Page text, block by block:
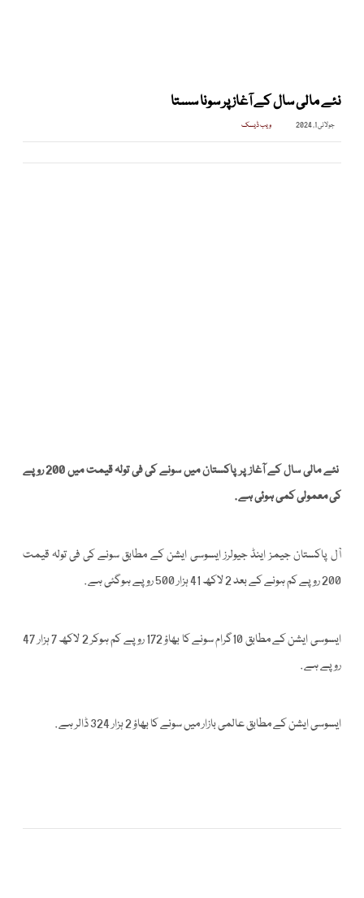
نئے مالی سال کے آغاز پر سونا سستا
جولائی 1, 2024 ویب ڈیسک
نئے مالی سال کے آغاز پر پاکستان میں سونے کی فی تولہ قیمت میں 200 روپے
کی معمولی کمی ہوئی ہے .
آل پاکستان جیمز اینڈ جیولرز ایسوسی ایشن کے مطابق سونے کی فی تولہ قیمت
200 روپے کم ہونے کے بعد 2 لاکھ 41 ہزار 500 روپے ہوگئی ہے .
ایسوسی ایشن کے مطابق 10گرام سونے کا بھاؤ 172 روپے کم ہوکر 2 لاکھ 7 ہزار 47
روپے ہے .
ایسوسی ایشن کے مطابق عالمی بازار میں سونے کا بھاؤ 2 ہزار 324 ڈالر ہے .